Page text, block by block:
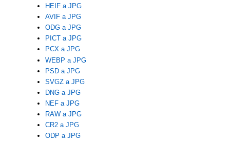
HEIF a JPG
AVIF a JPG
ODG a JPG
PICT a JPG
PCX a JPG
WEBP a JPG
PSD a JPG
SVGZ a JPG
DNG a JPG
NEF a JPG
RAW a JPG
CR2 a JPG
ODP a JPG